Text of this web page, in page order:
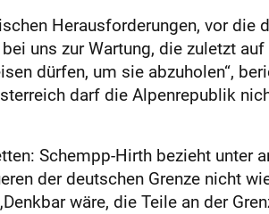
Herausforderungen, vor die
uns zur Wartung, die zuletzt
dürfen, um sie abzuholen“,
darf die Alpenrepublik
Schempp-Hirth bezieht unter
der deutschen Grenze nicht
wäre, die Teile an der